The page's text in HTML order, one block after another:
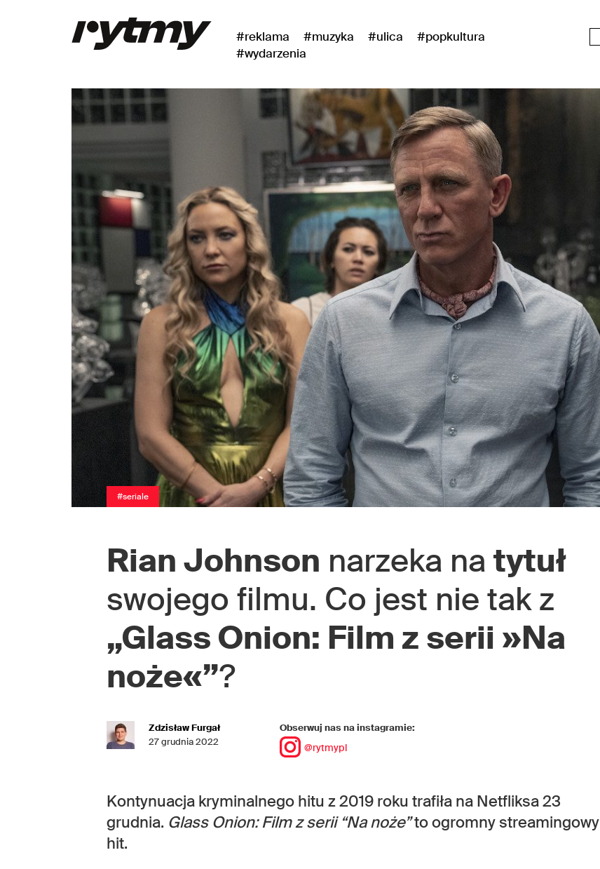
#reklama #muzyka #ulica
#popkultura
#wydarzenia
#seriale
Rian Johnson narzeka na tytuł
swojego filmu. Co jest nie tak z
„Glass Onion: Film z serii »Na
noże«”?
Zdzisław Furgał
27 grudnia 2022
Obserwuj nas na instagramie:
@rytmypl
Kontynuacja kryminalnego hitu z 2019 roku trafiła na Netfliksa 23
grudnia. Glass Onion: Film z serii “Na noże”to ogromny streamingowy
hit.